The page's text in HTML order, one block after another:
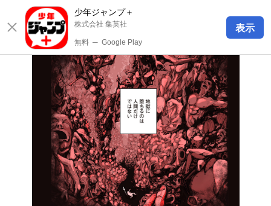
少年ジャンプ＋
株式会社 集英社
無料 ─ Google Play
表示